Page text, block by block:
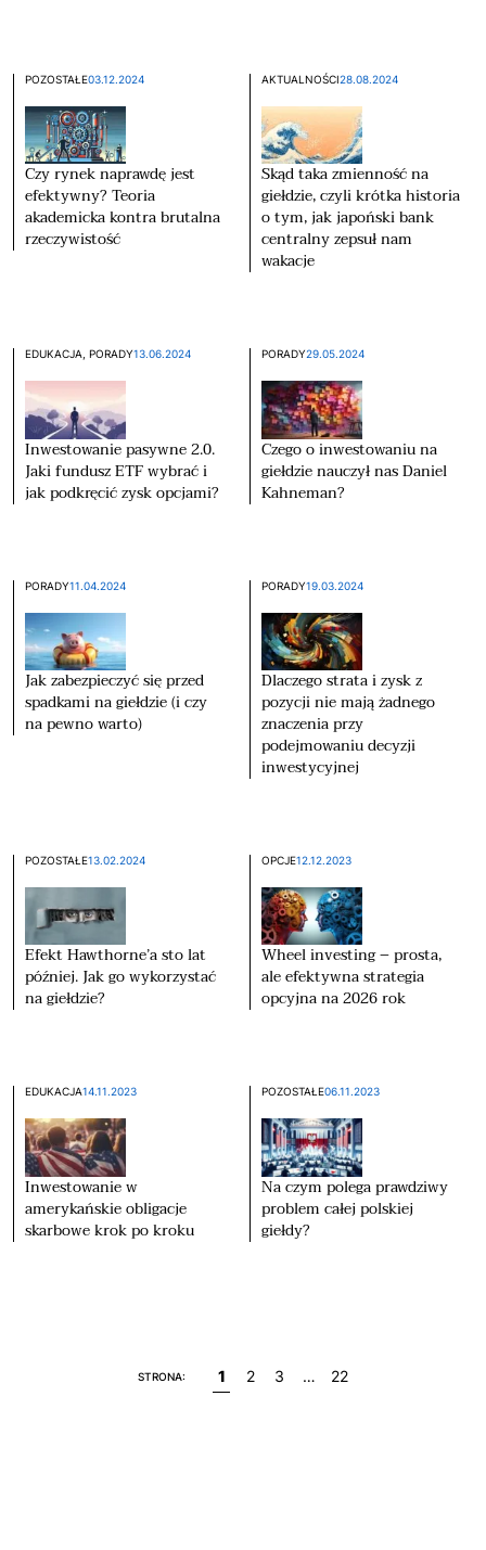
POZOSTAŁE03.12.2024
Czy rynek naprawdę jest
efektywny? Teoria
akademicka kontra brutalna
rzeczywistość
AKTUALNOŚCI28.08.2024
Skąd taka zmienność na
giełdzie, czyli krótka historia
o tym, jak japoński bank
centralny zepsuł nam
wakacje
EDUKACJA PORADY13.06.2024
Inwestowanie pasywne 2.0.
Jaki fundusz ETF wybrać i
jak podkręcić zysk opcjami?
PORADY29.05.2024
Czego o inwestowaniu na
giełdzie nauczył nas Daniel
Kahneman?
PORADY11.04.2024
Jak zabezpieczyć się przed
spadkami na giełdzie (i czy
na pewno warto)
PORADY19.03.2024
Dlaczego strata i zysk z
pozycji nie mają żadnego
znaczenia przy
podejmowaniu decyzji
inwestycyjnej
POZOSTAŁE13.02.2024
Efekt Hawthorne’a sto lat
później. Jak go wykorzystać
na giełdzie?
OPCJE12.12.2023
Wheel investing – prosta,
ale efektywna strategia
opcyjna na 2026 rok
EDUKACJA14.11.2023
Inwestowanie w
amerykańskie obligacje
skarbowe krok po kroku
POZOSTAŁE06.11.2023
Na czym polega prawdziwy
problem całej polskiej
giełdy?
STRONA: 1 2 3 … 22